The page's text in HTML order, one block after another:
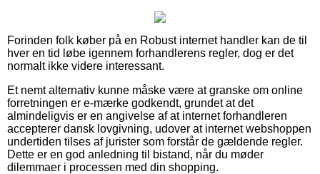
Forinden folk køber på en Robust internet handler kan de til
hver en tid løbe igennem forhandlerens regler, dog er det
normalt ikke videre interessant.
Et nemt alternativ kunne måske være at granske om online
forretningen er e-mærke godkendt, grundet at det
almindeligvis er en angivelse af at internet forhandleren
accepterer dansk lovgivning, udover at internet webshoppen
undertiden tilses af jurister som forstår de gældende regler.
Dette er en god anledning til bistand, når du møder
dilemmaer i processen med din shopping.